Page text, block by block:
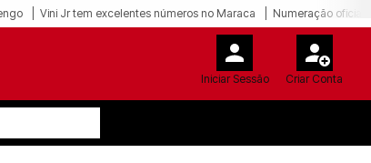
Vini Jr tem excelentes números no Maraca Numeração oficial
Iniciar Sessão Criar Conta